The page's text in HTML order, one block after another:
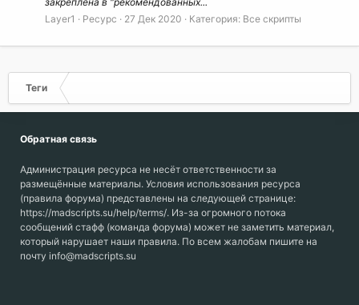
Layer1
Ресурс 27 Дек 2020 Категория: Все скрипты
Теги
Обратная связь
Администрация ресурса не несёт ответственности за
размещённые материалы. Условия использования ресурса
(правила форума) представлены на следующей странице:
https://madscripts.su/help/terms/. Из-за огромного потока
сообщений стафф (команда форума) может не заметить материал,
который нарушает наши правила. По всем жалобам пишите на
почту info@madscripts.su